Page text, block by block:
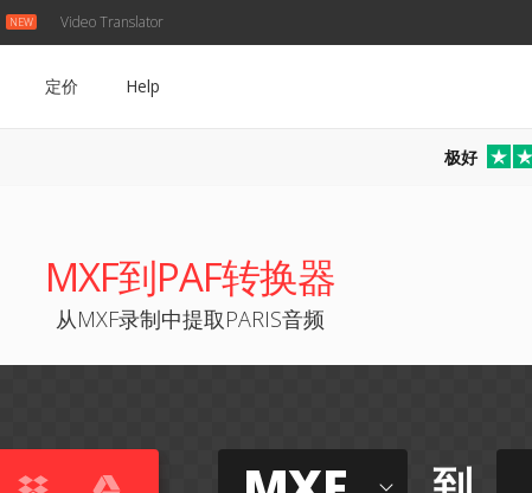
Video Translator
定价 Help
极好
MXF到PAF转换器
从MXF录制中提取PARIS音频